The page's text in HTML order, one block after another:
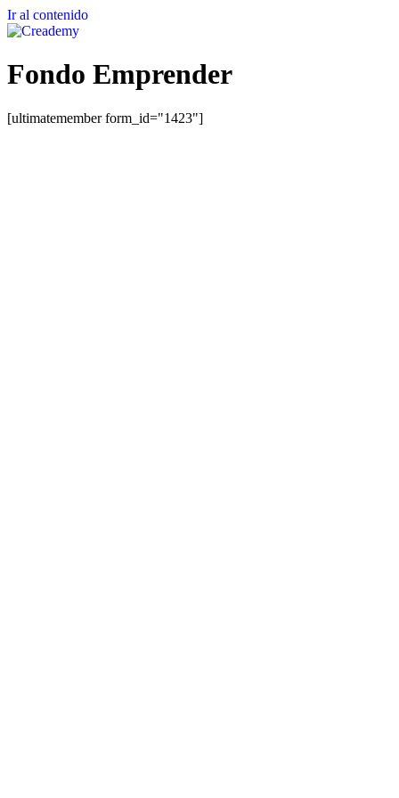
Ir al contenido
Fondo Emprender
[ultimatemember form_id="1423"]